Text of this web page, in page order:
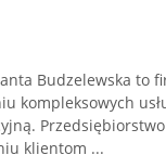
Budzelewska to
kompleksowych
klientom ...